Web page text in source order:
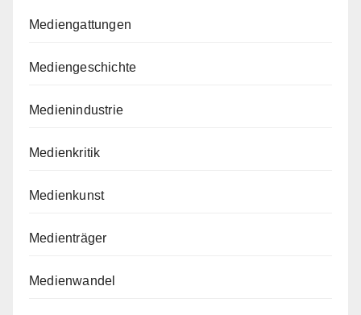
Mediengattungen
Mediengeschichte
Medienindustrie
Medienkritik
Medienkunst
Medienträger
Medienwandel